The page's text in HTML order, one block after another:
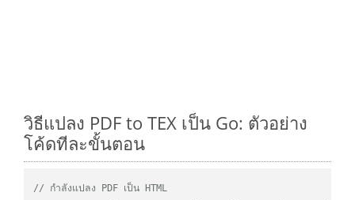
วิธีแปลง PDF to TEX เป็น Go: ตัวอย่าง
โค้ดทีละขั้นตอน
// กำลังแปลง PDF เป็น HTML